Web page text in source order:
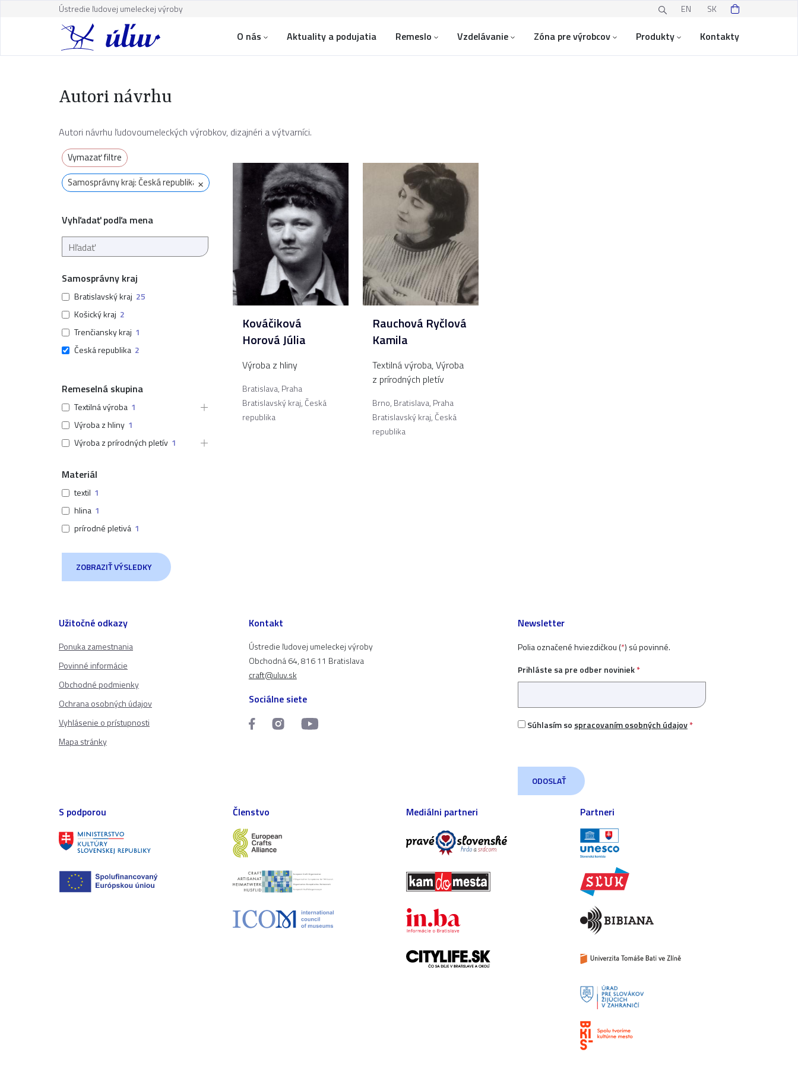
Ústredie ľudovej umeleckej výroby EN SK
O nás Aktuality a podujatia Remeslo Vzdelávanie Zóna pre výrobcov Produkty Kontakty
Autori návrhu
Autori návrhu ľudovoumeleckých výrobkov, dizajnéri a výtvarníci.
Vymazať filtre
Samosprávny kraj: Česká republika ×
Vyhľadať podľa mena
Samosprávny kraj
Bratislavský kraj 25
Košický kraj 2
Trenčiansky kraj 1
Česká republika 2
Remeselná skupina
Textilná výroba 1
Výroba z hliny 1
Výroba z prírodných pletív 1
Materiál
textil 1
hlina 1
prírodné pletivá 1
ZOBRAZIŤ VÝSLEDKY
Kováčiková
Horová Júlia
Výroba z hliny
Bratislava, Praha
Bratislavský kraj, Česká
republika
Rauchová Ryčlová
Kamila
Textilná výroba,Výroba
z prírodných pletív
Brno, Bratislava, Praha
Bratislavský kraj, Česká
republika
Užitočné odkazy
Ponuka zamestnania
Povinné informácie
Obchodné podmienky
Ochrana osobných údajov
Vyhlásenie o prístupnosti
Mapa stránky
Kontakt
Ústredie ľudovej umeleckej výroby
Obchodná 64, 816 11 Bratislava
craft@uluv.sk
Sociálne siete
Newsletter
Polia označené hviezdičkou (*) sú povinné.
Prihláste sa pre odber noviniek*
Súhlasím so spracovaním osobných údajov*
S podporou Členstvo Mediálni partneri Partneri